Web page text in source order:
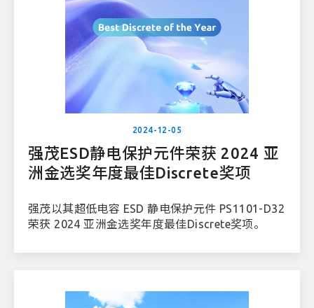
2024-12-05
强茂ESD静电保护元件荣获 2024 亚
洲金选奖年度最佳Discrete奖项
强茂以其超低电容 ESD 静电保护元件 PS1101-D32
荣获 2024 亚洲金选奖年度最佳Discrete奖项。